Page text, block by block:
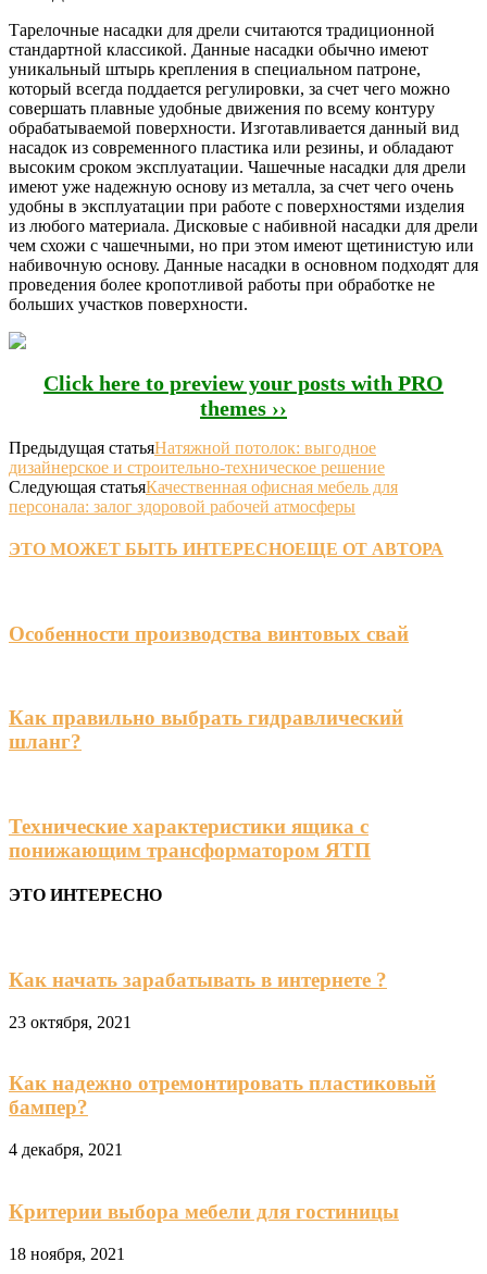
Тарелочные насадки для дрели считаются традиционной
стандартной классикой. Данные насадки обычно имеют
уникальный штырь крепления в специальном патроне,
который всегда поддается регулировки, за счет чего можно
совершать плавные удобные движения по всему контуру
обрабатываемой поверхности. Изготавливается данный вид
насадок из современного пластика или резины, и обладают
высоким сроком эксплуатации. Чашечные насадки для дрели
имеют уже надежную основу из металла, за счет чего очень
удобны в эксплуатации при работе с поверхностями изделия
из любого материала. Дисковые с набивной насадки для дрели
чем схожи с чашечными, но при этом имеют щетинистую или
набивочную основу. Данные насадки в основном подходят для
проведения более кропотливой работы при обработке не
больших участков поверхности.
Click here to preview your posts with PRO
themes ››
Предыдущая статьяНатяжной потолок: выгодное
дизайнерское и строительно-техническое решение
Следующая статьяКачественная офисная мебель для
персонала: залог здоровой рабочей атмосферы
ЭТО МОЖЕТ БЫТЬ ИНТЕРЕСНОЕЩЕ ОТ АВТОРА
Особенности производства винтовых свай
Как правильно выбрать гидравлический
шланг?
Технические характеристики ящика с
понижающим трансформатором ЯТП
ЭТО ИНТЕРЕСНО
Как начать зарабатывать в интернете ?
23 октября, 2021
Как надежно отремонтировать пластиковый
бампер?
4 декабря, 2021
Критерии выбора мебели для гостиницы
18 ноября, 2021